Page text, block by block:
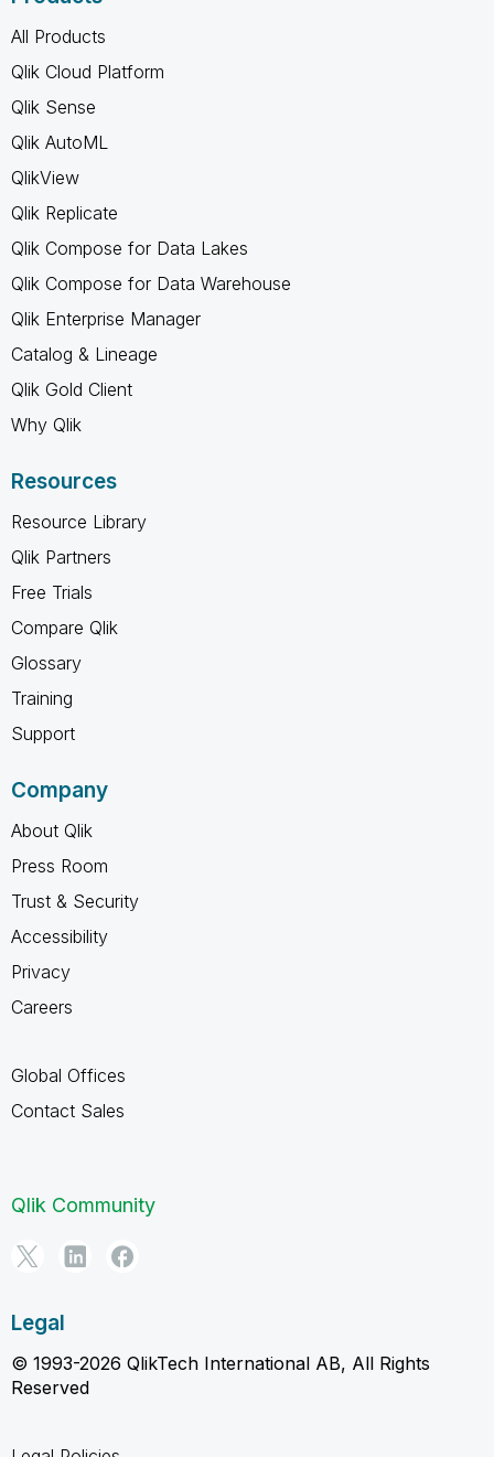
All Products
Qlik Cloud Platform
Qlik Sense
Qlik AutoML
QlikView
Qlik Replicate
Qlik Compose for Data Lakes
Qlik Compose for Data Warehouse
Qlik Enterprise Manager
Catalog & Lineage
Qlik Gold Client
Why Qlik
Resources
Resource Library
Qlik Partners
Free Trials
Compare Qlik
Glossary
Training
Support
Company
About Qlik
Press Room
Trust & Security
Accessibility
Privacy
Careers
Global Offices
Contact Sales
Qlik Community
Legal
© 1993-2026 QlikTech International AB, All Rights
Reserved